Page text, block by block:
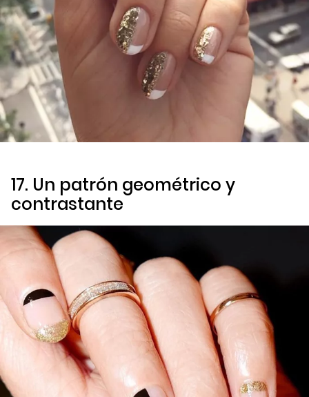
17. Un patrón geométrico y
contrastante